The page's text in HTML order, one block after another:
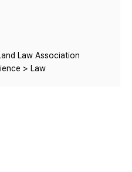
Law Association
> Law